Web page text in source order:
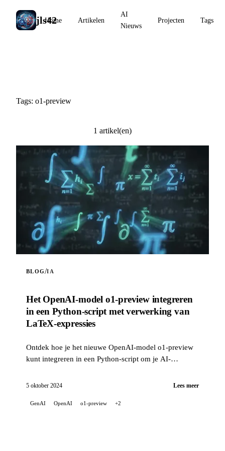
jls42
Home Artikelen
AI
Nieuws
Projecten Tags
Tags: o1-preview
1 artikel(en)
BLOG/IA
Het OpenAI-model o1-preview integreren
in een Python-script met verwerking van
LaTeX-expressies
Ontdek hoe je het nieuwe OpenAI-model o1-preview
kunt integreren in een Python-script om je AI-
5 oktober 2024 Lees meer
GenAI OpenAI o1-preview +2